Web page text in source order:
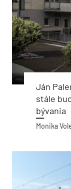
Ján
stále
bývania
Monika